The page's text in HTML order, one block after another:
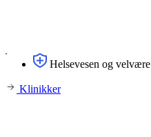
Helsevesen og velvære
Klinikker